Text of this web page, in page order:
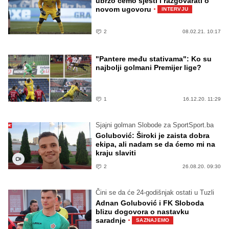
novom ugovoru · INTERVJU
2 08.02.21. 10:17
"Pantere među stativama": Ko su
najbolji golmani Premijer lige?
1 16.12.20. 11:29
Sjajni golman Slobode za SportSport.ba
Golubović: Široki je zaista dobra
ekipa, ali nadam se da ćemo mi na
kraju slaviti
2 26.08.20. 09:30
Čini se da će 24-godišnjak ostati u Tuzli
Adnan Golubović i FK Sloboda
blizu dogovora o nastavku
saradnje · SAZNAJEMO